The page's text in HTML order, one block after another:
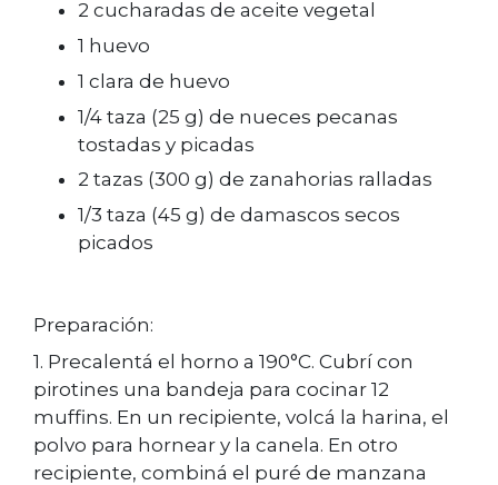
2 cucharadas de aceite vegetal
1 huevo
1 clara de huevo
1/4 taza (25 g) de nueces pecanas
tostadas y picadas
2 tazas (300 g) de zanahorias ralladas
1/3 taza (45 g) de damascos secos
picados
Preparación:
1. Precalentá el horno a 190°C. Cubrí con
pirotines una bandeja para cocinar 12
muffins. En un recipiente, volcá la harina, el
polvo para hornear y la canela. En otro
recipiente, combiná el puré de manzana